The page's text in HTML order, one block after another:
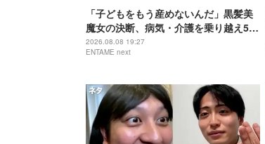
「子どもをもう産めないんだ」黒髪美
魔女の決断、病気・介護を乗り越え56
歳で“おばあちゃん”に
2026.08.08 19:27
ENTAME next